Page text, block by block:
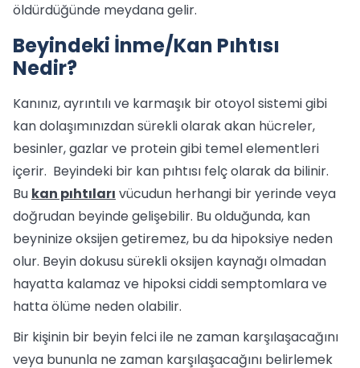
öldürdüğünde meydana gelir.
Beyindeki İnme/Kan Pıhtısı
Nedir?
Kanınız, ayrıntılı ve karmaşık bir otoyol sistemi gibi
kan dolaşımınızdan sürekli olarak akan hücreler,
besinler, gazlar ve protein gibi temel elementleri
içerir. Beyindeki bir kan pıhtısı felç olarak da bilinir.
Bu kan pıhtıları vücudun herhangi bir yerinde veya
doğrudan beyinde gelişebilir. Bu olduğunda, kan
beyninize oksijen getiremez, bu da hipoksiye neden
olur. Beyin dokusu sürekli oksijen kaynağı olmadan
hayatta kalamaz ve hipoksi ciddi semptomlara ve
hatta ölüme neden olabilir.
Bir kişinin bir beyin felci ile ne zaman karşılaşacağını
veya bununla ne zaman karşılaşacağını belirlemek